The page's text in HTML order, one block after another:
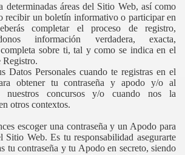
determinadas áreas del Sitio Web, así como
recibir un boletín informativo o participar en
completar el proceso de registro,
información verdadera, exacta,
sobre ti, tal y como se indica en el
Registro.
Datos Personales cuando te registras en el
obtener tu contraseña y apodo y/o al
nuestros concursos y/o cuando nos la
otros contextos.
escoger una contraseña y un Apodo para
Sitio Web. Es tu responsabilidad asegurarte
tu contraseña y tu Apodo en secreto, siendo